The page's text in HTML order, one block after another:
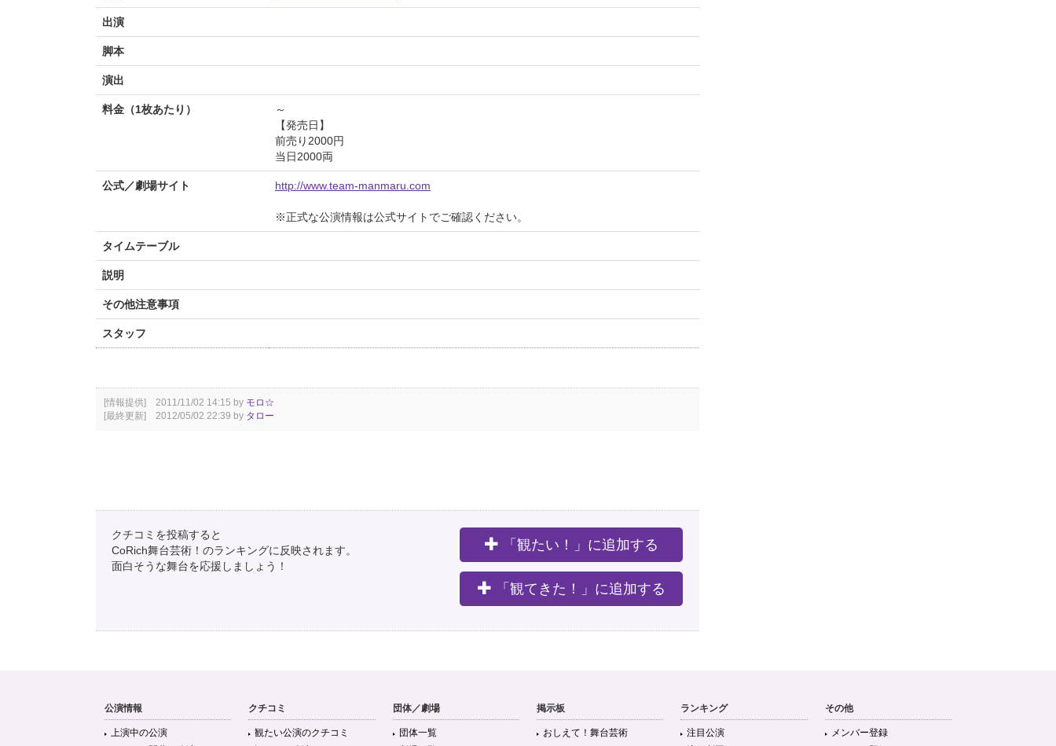
出演
脚本
演出
料金（1枚あたり）
～
【発売日】
前売り2000円
当日2000両
公式／劇場サイト http://www.team-manmaru.com
※正式な公演情報は公式サイトでご確認ください。
タイムテーブル
説明
その他注意事項
スタッフ
[情報提供] 2011/11/02 14:15 by モロ☆
[最終更新] 2012/05/02 22:39 by タロー
クチコミを投稿すると
CoRich舞台芸術！のランキングに反映されます。
面白そうな舞台を応援しましょう！
「観たい！」に追加する
「観てきた！」に追加する
公演情報
上演中の公演
クチコミ
観たい公演のクチコミ
団体／劇場
団体一覧
掲示板
おしえて！舞台芸術
ランキング
注目公演
その他
メンバー登録